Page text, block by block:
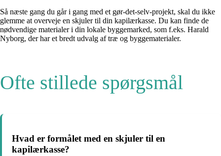
Så næste gang du går i gang med et gør-det-selv-projekt, skal du ikke
glemme at overveje en skjuler til din kapilærkasse. Du kan finde de
nødvendige materialer i din lokale byggemarked, som f.eks. Harald
Nyborg, der har et bredt udvalg af træ og byggematerialer.
Ofte stillede spørgsmål
Hvad er formålet med en skjuler til en
kapilærkasse?